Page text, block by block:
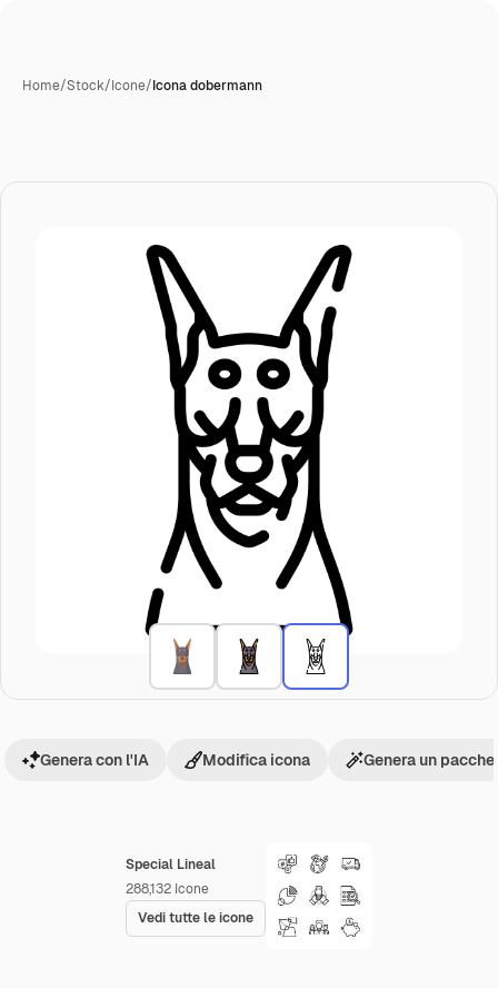
Home/Stock/Icone/Icona dobermann
Special Lineal
288,132 Icone
Vedi tutte le icone
Genera con l'IA Modifica icona Genera un